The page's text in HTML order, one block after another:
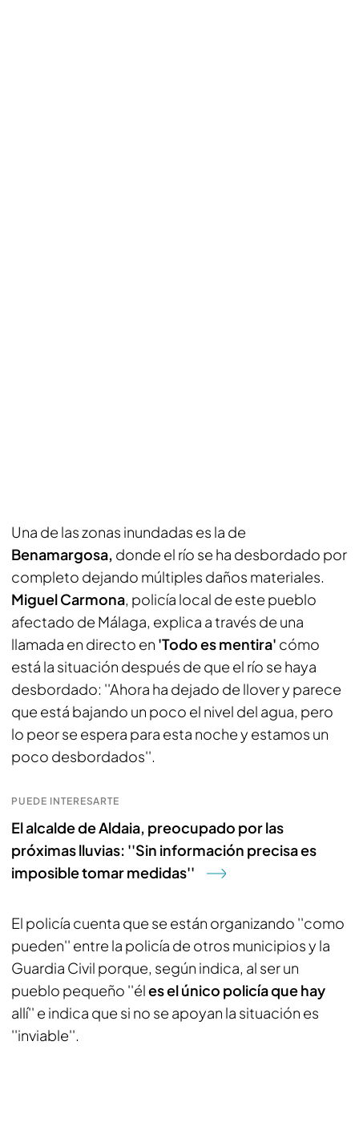
Una de las zonas inundadas es la de
Benamargosa, donde el río se ha desbordado por
completo dejando múltiples daños materiales.
Miguel Carmona, policía local de este pueblo
afectado de Málaga, explica a través de una
llamada en directo en 'Todo es mentira' cómo
está la situación después de que el río se haya
desbordado: ''Ahora ha dejado de llover y parece
que está bajando un poco el nivel del agua, pero
lo peor se espera para esta noche y estamos un
poco desbordados''.
PUEDE INTERESARTE
El alcalde de Aldaia, preocupado por las
próximas lluvias: ''Sin información precisa es
imposible tomar medidas''
El policía cuenta que se están organizando ''como
pueden'' entre la policía de otros municipios y la
Guardia Civil porque, según indica, al ser un
pueblo pequeño ''éles el único policía que hay
allí'' e indica que si no se apoyan la situación es
''inviable''.